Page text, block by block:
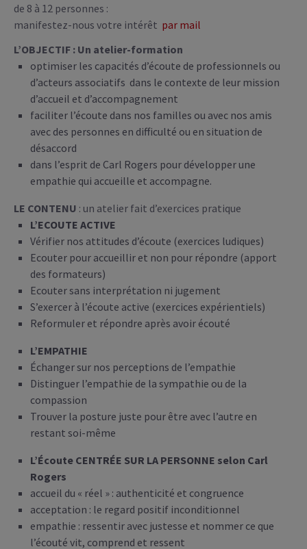
de 8 à 12 personnes :
manifestez-nous votre intérêt par mail
L’OBJECTIF : Un atelier-formation
optimiser les capacités d’écoute de professionnels ou
d’acteurs associatifs dans le contexte de leur mission
d’accueil et d’accompagnement
faciliter l’écoute dans nos familles ou avec nos amis
avec des personnes en difficulté ou en situation de
désaccord
dans l’esprit de Carl Rogers pour développer une
empathie qui accueille et accompagne.
LE CONTENU : un atelier fait d’exercices pratique
L’ECOUTE ACTIVE
Vérifier nos attitudes d’écoute (exercices ludiques)
Ecouter pour accueillir et non pour répondre (apport
des formateurs)
Ecouter sans interprétation ni jugement
S’exercer à l’écoute active (exercices expérientiels)
Reformuler et répondre après avoir écouté
L’EMPATHIE
Échanger sur nos perceptions de l’empathie
Distinguer l’empathie de la sympathie ou de la
compassion
Trouver la posture juste pour être avec l’autre en
restant soi-même
L’Écoute CENTRÉE SUR LA PERSONNE selon Carl
Rogers
accueil du « réel » : authenticité et congruence
acceptation : le regard positif inconditionnel
empathie : ressentir avec justesse et nommer ce que
l’écouté vit, comprend et ressent